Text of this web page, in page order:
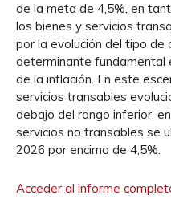
de la meta de 4,5%, en
los bienes y servicios
por la evolución del tipo de
determinante fundamental
de la inflación. En este
servicios transables
debajo del rango inferior,
servicios no transables se
2026 por encima de 4,5%.
Acceder al informe